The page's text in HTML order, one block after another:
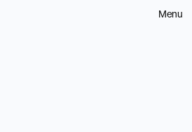
Menu